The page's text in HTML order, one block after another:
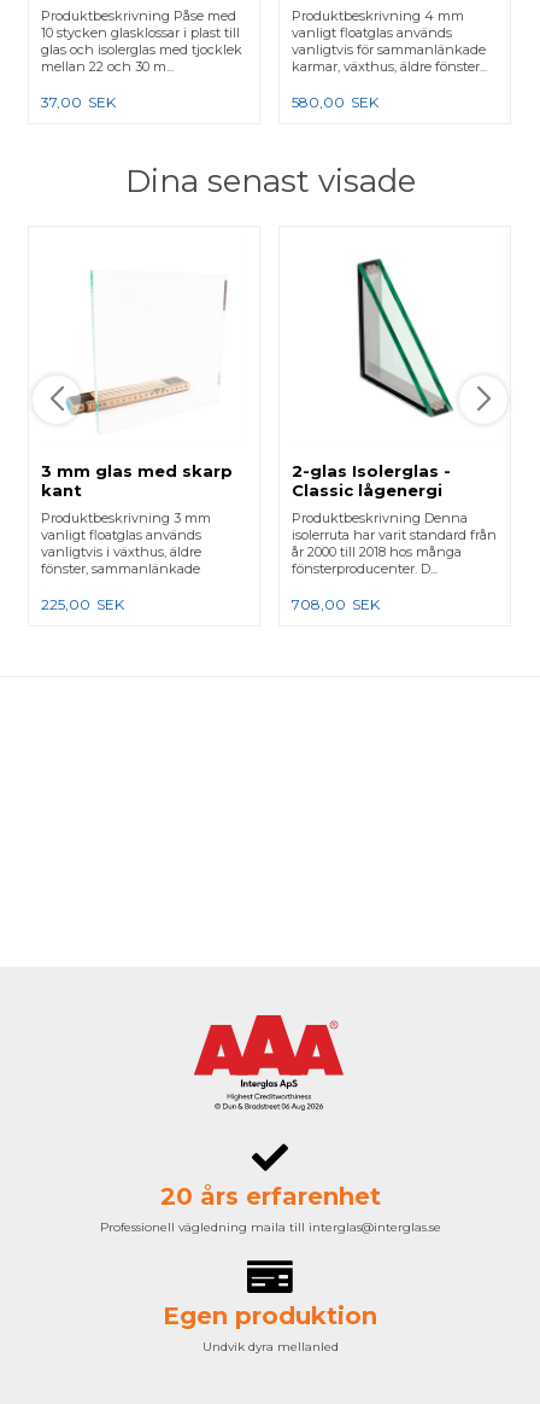
Produktbeskrivning Påse med
10 stycken glasklossar i plast till
glas och isolerglas med tjocklek
mellan 22 och 30 m...
37,00 SEK
Produktbeskrivning 4 mm
vanligt floatglas används
vanligtvis för sammanlänkade
karmar, växthus, äldre fönster...
580,00 SEK
Dina senast visade
3 mm glas med skarp
kant
Produktbeskrivning 3 mm
vanligt floatglas används
vanligtvis i växthus, äldre
fönster, sammanlänkade
225,00 SEK
2-glas Isolerglas -
Classic lågenergi
Produktbeskrivning Denna
isolerruta har varit standard från
år 2000 till 2018 hos många
fönsterproducenter. D...
708,00 SEK
20 års erfarenhet
Professionell vägledning maila till interglas@interglas.se
Egen produktion
Undvik dyra mellanled